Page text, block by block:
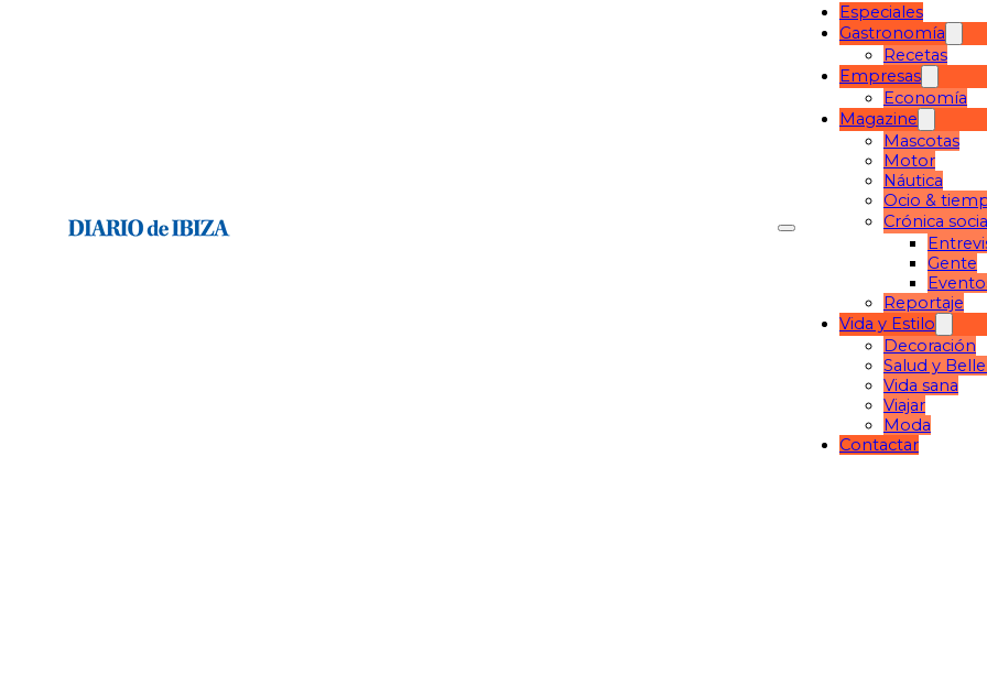
Especiales
Gastronomía
Recetas
Empresas
Economía
Magazine
Mascotas
Motor
Náutica
Ocio &
Crónica
Gente
Reportaje
Vida y Estilo
Decoración
Salud y
Vida sana
Viajar
Moda
Contactar